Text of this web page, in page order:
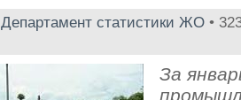
Департамент статистики ЖО •
За